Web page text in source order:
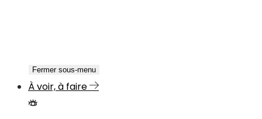
Fermer sous-menu
À voir, à faire